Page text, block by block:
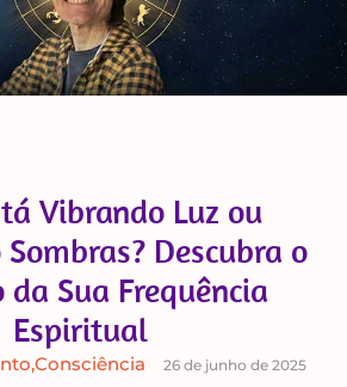
Vibrando Luz ou
Descubra o
da Sua Frequência
Espiritual
,Consciência 26 de junho de 2025